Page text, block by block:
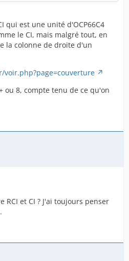
qui est une unité d'OCP66C4
le CI, mais malgré tout, en
la colonne de droite d'un
ou 8, compte tenu de ce qu'on
RCI et CI ? J'ai toujours penser